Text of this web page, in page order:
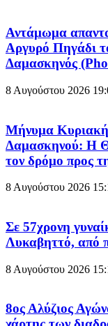
Αντάμωμα
Αργυρό Πηγάδι
Δαμασκηνός
8 Αυγούστου 2026
Μήνυμα
Δαμασκηνού: Η
τον δρόμο προς
8 Αυγούστου 2026
Σε 57χρονη
Λυκαβηττό, από
8 Αυγούστου 2026
8ος Αλύζιος